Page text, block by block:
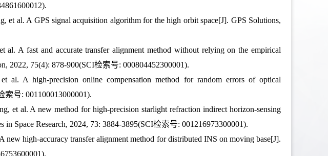
et al. A GPS signal acquisition algorithm for the high orbit space[J]. GPS Solutions,
A fast and accurate transfer alignment method without relying on the empirical
2022, 75(4): 878-900(SCI检索号: 000804452300001).
A high-precision online compensation method for random errors of optical
索号: 001100013000001).
et al. A new method for high-precision starlight refraction indirect horizon-sensing
in Space Research, 2024, 73: 3884-3895(SCI检索号: 001216973300001).
high-accuracy transfer alignment method for distributed INS on moving base[J].